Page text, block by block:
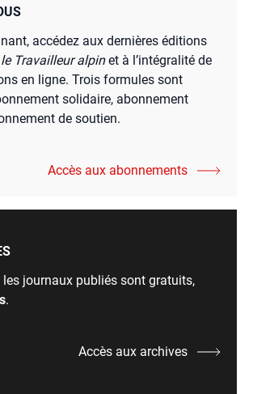
accédez aux dernières éditions
le Travailleur alpinet à l’intégralité de
en ligne. Trois formules sont
solidaire, abonnement
de soutien.
Accès aux abonnements
les journaux publiés sont gratuits,
.
Accès aux archives